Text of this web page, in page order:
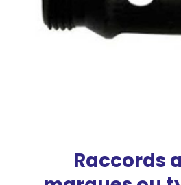
Raccords